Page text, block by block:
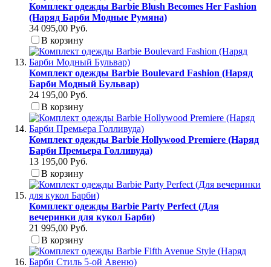
Комплект одежды Barbie Blush Becomes Her Fashion
(Наряд Барби Модные Румяна)
34 095,00 Руб.
В корзину
Комплект одежды Barbie Boulevard Fashion (Наряд
Барби Модный Бульвар)
24 195,00 Руб.
В корзину
Комплект одежды Barbie Hollywood Premiere (Наряд
Барби Премьера Голливуда)
13 195,00 Руб.
В корзину
Комплект одежды Barbie Party Perfect (Для
вечеринки для кукол Барби)
21 995,00 Руб.
В корзину